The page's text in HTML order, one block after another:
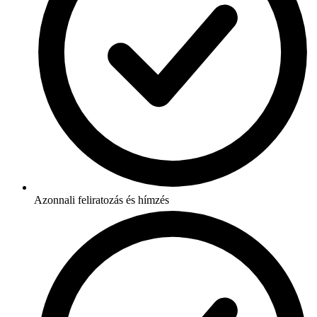
Azonnali feliratozás és hímzés